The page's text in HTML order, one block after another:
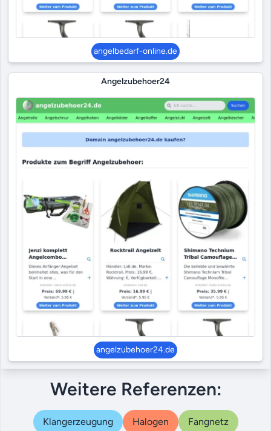
angelbedarf-online.de
Angelzubehoer24
angelzubehoer24.de
Weitere Referenzen:
Klangerzeugung Halogen Fangnetz